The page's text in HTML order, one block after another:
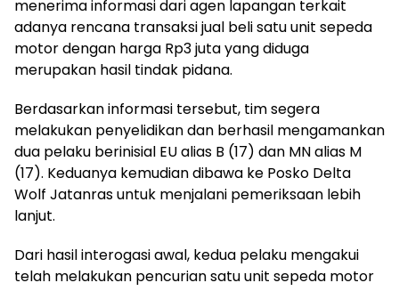
menerima informasi dari agen lapangan terkait
adanya rencana transaksi jual beli satu unit sepeda
motor dengan harga Rp3 juta yang diduga
merupakan hasil tindak pidana.
Berdasarkan informasi tersebut, tim segera
melakukan penyelidikan dan berhasil mengamankan
dua pelaku berinisial EU alias B (17) dan MN alias M
(17). Keduanya kemudian dibawa ke Posko Delta
Wolf Jatanras untuk menjalani pemeriksaan lebih
lanjut.
Dari hasil interogasi awal, kedua pelaku mengakui
telah melakukan pencurian satu unit sepeda motor